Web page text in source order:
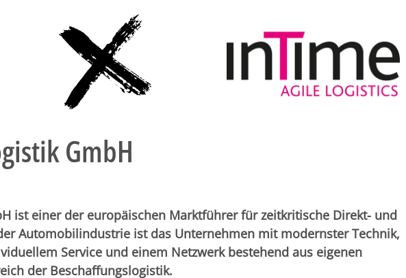
GmbH
ist einer der europäischen Marktführer für zeitkritische Direkt- und
Automobilindustrie ist das Unternehmen mit modernster Technik,
Service und einem Netzwerk bestehend aus eigenen
der Beschaffungslogistik.